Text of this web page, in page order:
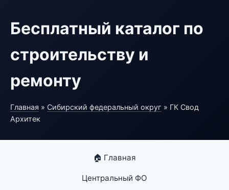
Бесплатный каталог по
строительству и
ремонту
Главная » Сибирский федеральный округ » ГК Свод
Архитек
🏠 Главная
Центральный ФО